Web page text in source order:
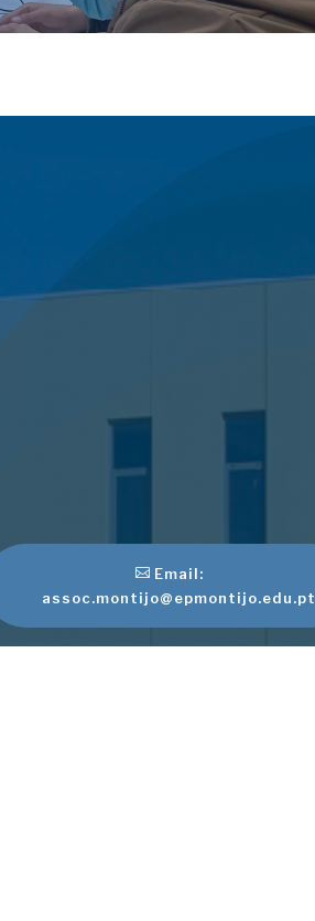
Email:
assoc.montijo@epmontijo.edu.pt